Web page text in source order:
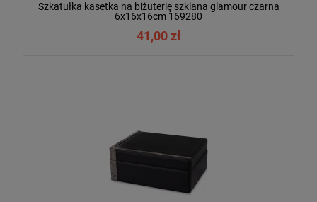
Szkatułka kasetka na biżuterię szklana glamour czarna
6x16x16cm 169280
41,00 zł